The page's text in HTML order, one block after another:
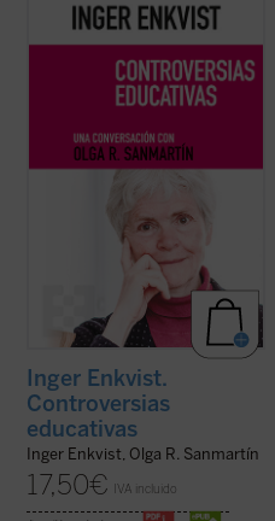
La experta educativa sueca Inger Enkvist y
la periodista Olga R. Sanmartín abordan en
terreno de la educación: la tensión entre el
modelo inclusivo y el diferenciado, ... (ver
Inger Enkvist.
Controversias
educativas
Inger Enkvist, Olga R. Sanmartín
17,50€ IVA incluido